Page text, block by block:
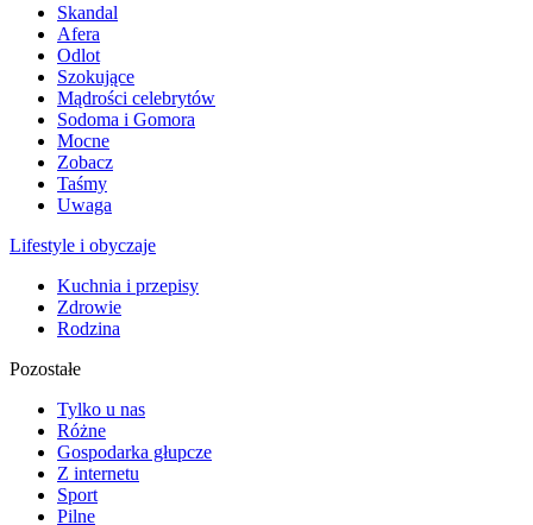
Skandal
Afera
Odlot
Szokujące
Mądrości celebrytów
Sodoma i Gomora
Mocne
Zobacz
Taśmy
Uwaga
Lifestyle i obyczaje
Kuchnia i przepisy
Zdrowie
Rodzina
Pozostałe
Tylko u nas
Różne
Gospodarka głupcze
Z internetu
Sport
Pilne